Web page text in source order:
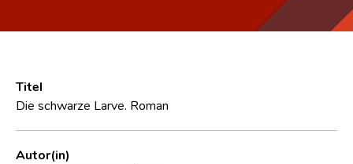
Häufige Fragen und Antworten
CNL
Forschungsgruppe
Titel
Die schwarze Larve. Roman
Autor(in)